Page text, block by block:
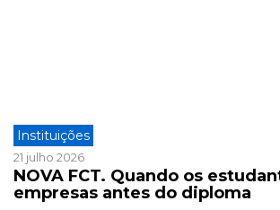
Instituições
21 julho 2026
NOVA FCT. Quando os
empresas antes do diploma